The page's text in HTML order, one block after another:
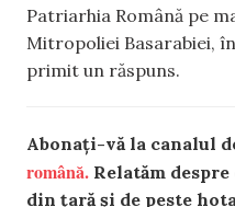
Patriarhia Română pe
Mitropoliei Basarabiei,
primit un răspuns.
Abonați-vă la canalul
română. Relatăm
din țară și de peste